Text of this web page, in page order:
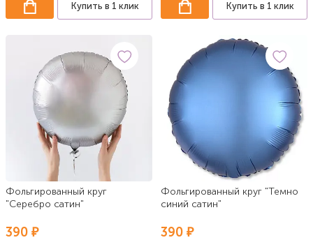
Купить в 1 клик Купить в 1 клик
Фольгированный круг
"Серебро сатин"
390 ₽
Фольгированный круг "Темно
синий сатин"
390 ₽